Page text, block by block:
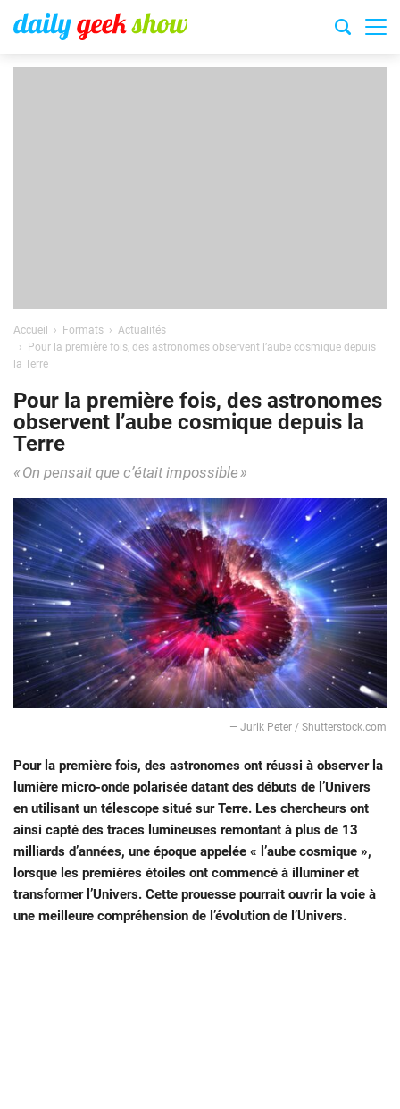
Accueil Formats
Actualités
Pour la première fois, des astronomes observent l’aube cosmique depuis
la Terre
Pour la première fois, des astronomes
observent l’aube cosmique depuis la
Terre
« On pensait que c’était impossible »
— Jurik Peter / Shutterstock.com
Pour la première fois, des astronomes ont réussi à observer la
lumière micro-onde polarisée datant des débuts de l’Univers
en utilisant un télescope situé sur Terre. Les chercheurs ont
ainsi capté des traces lumineuses remontant à plus de 13
milliards d’années, une époque appelée « l’aube cosmique »,
lorsque les premières étoiles ont commencé à illuminer et
transformer l’Univers. Cette prouesse pourrait ouvrir la voie à
une meilleure compréhension de l’évolution de l’Univers.